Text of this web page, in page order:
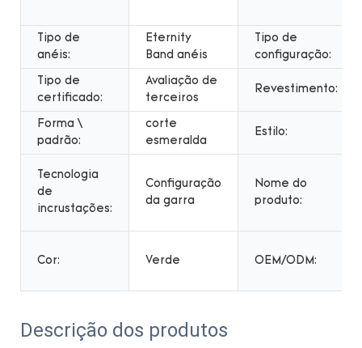
Tipo de
anéis:
Eternity
Band anéis
Tipo de
configuração:
Tipo de
certificado:
Avaliação de
terceiros
Revestimento:
Forma \
padrão:
corte
esmeralda
Estilo:
Tecnologia
de
incrustações:
Configuração
da garra
Nome do
produto:
Cor: Verde OEM/ODM:
Descrição dos produtos